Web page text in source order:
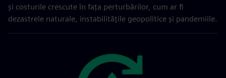
și costurile crescute în fața perturbărilor, cum ar fi
dezastrele naturale, instabilitățile geopolitice și pandemiile.